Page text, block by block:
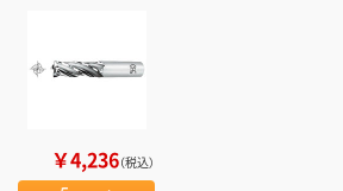
￥4,236（税込）